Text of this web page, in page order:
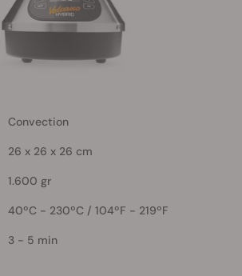
Convection
26 x 26 x 26 cm
1.600 gr
40ºC - 230ºC / 104ºF - 219ºF
3 - 5 min